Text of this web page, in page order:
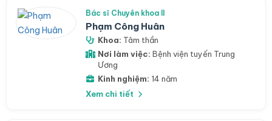
Bác sĩ Chuyên khoa II
Phạm Công Huân
Khoa: Tâm thần
Nơi làm việc: Bệnh viện tuyến Trung
Ương
Kinh nghiệm: 14 năm
Xem chi tiết